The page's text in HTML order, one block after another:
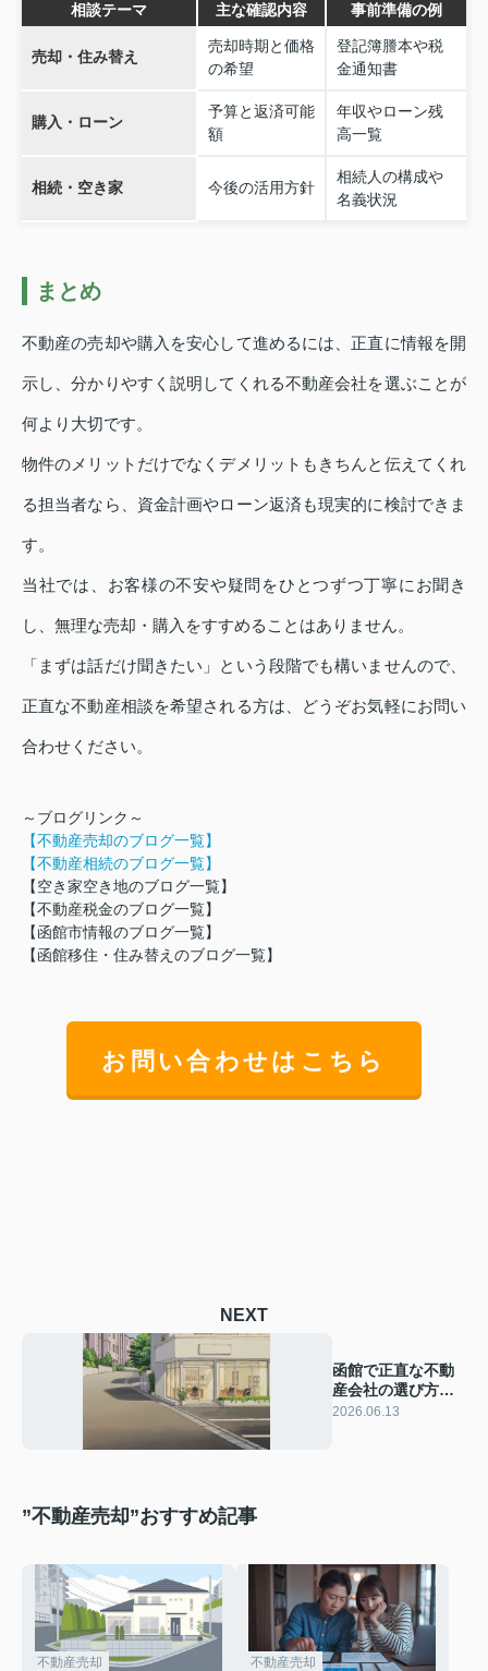
相談テーマ 主な確認内容 事前準備の例
売却・住み替え
売却時期と価格
の希望
登記簿謄本や税
金通知書
購入・ローン
予算と返済可能
額
年収やローン残
高一覧
相続・空き家 今後の活用方針
相続人の構成や
名義状況
まとめ
不動産の売却や購入を安心して進めるには、正直に情報を開
示し、分かりやすく説明してくれる不動産会社を選ぶことが
何より大切です。
物件のメリットだけでなくデメリットもきちんと伝えてくれ
る担当者なら、資金計画やローン返済も現実的に検討できま
す。
当社では、お客様の不安や疑問をひとつずつ丁寧にお聞き
し、無理な売却・購入をすすめることはありません。
「まずは話だけ聞きたい」という段階でも構いませんので、
正直な不動産相談を希望される方は、どうぞお気軽にお問い
合わせください。
～ブログリンク～
【不動産売却のブログ一覧】
【不動産相続のブログ一覧】
【空き家空き地のブログ一覧】
【不動産税金のブログ一覧】
【函館市情報のブログ一覧】
【函館移住・住み替えのブログ一覧】
お問い合わせはこちら
NEXT
函館で正直な不動
産会社の選び方
は？安心して任せ
2026.06.13
”不動産売却”おすすめ記事
不動産売却 不動産売却